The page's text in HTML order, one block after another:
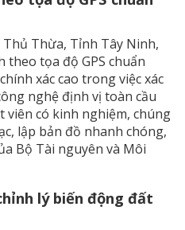
Thủ Thừa, Tỉnh Tây Ninh,
theo tọa độ GPS chuẩn
xác cao trong việc xác
nghệ định vị toàn cầu
viên có kinh nghiệm, chúng
lập bản đồ nhanh chóng,
Bộ Tài nguyên và Môi
lý biến động đất